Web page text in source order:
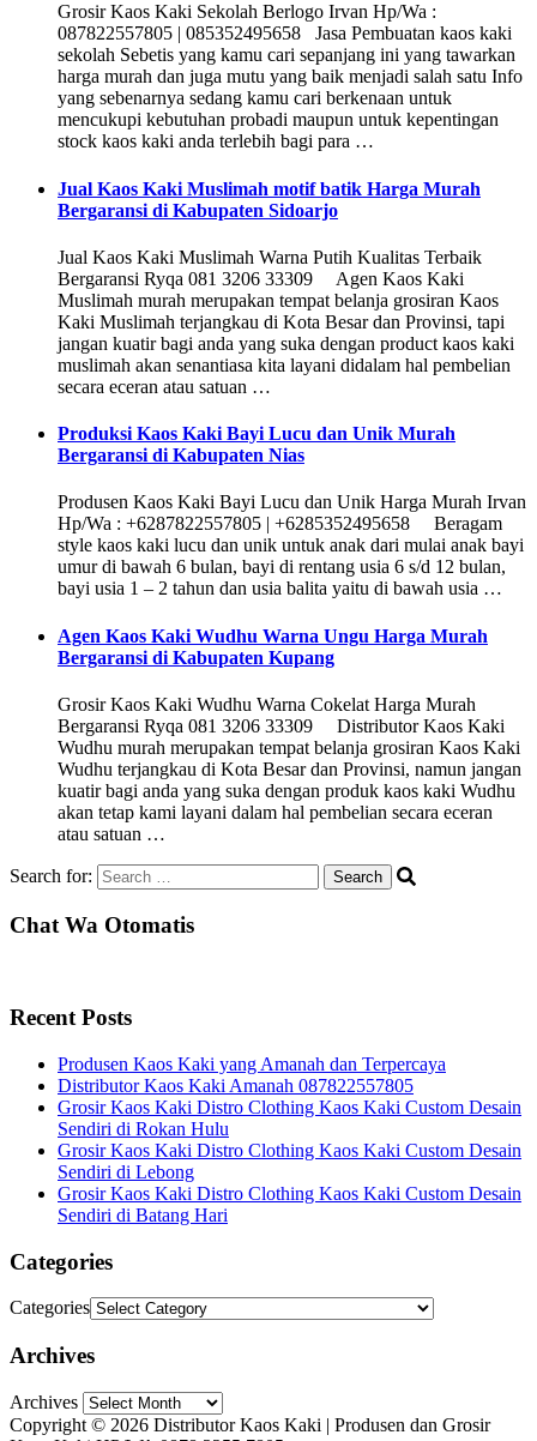
Grosir Kaos Kaki Sekolah Berlogo Irvan Hp/Wa :
087822557805 | 085352495658 Jasa Pembuatan kaos kaki
sekolah Sebetis yang kamu cari sepanjang ini yang tawarkan
harga murah dan juga mutu yang baik menjadi salah satu Info
yang sebenarnya sedang kamu cari berkenaan untuk
mencukupi kebutuhan probadi maupun untuk kepentingan
stock kaos kaki anda terlebih bagi para …
Jual Kaos Kaki Muslimah motif batik Harga Murah
Bergaransi di Kabupaten Sidoarjo
Jual Kaos Kaki Muslimah Warna Putih Kualitas Terbaik
Bergaransi Ryqa 081 3206 33309 Agen Kaos Kaki
Muslimah murah merupakan tempat belanja grosiran Kaos
Kaki Muslimah terjangkau di Kota Besar dan Provinsi, tapi
jangan kuatir bagi anda yang suka dengan product kaos kaki
muslimah akan senantiasa kita layani didalam hal pembelian
secara eceran atau satuan …
Produksi Kaos Kaki Bayi Lucu dan Unik Murah
Bergaransi di Kabupaten Nias
Produsen Kaos Kaki Bayi Lucu dan Unik Harga Murah Irvan
Hp/Wa : +6287822557805 | +6285352495658 Beragam
style kaos kaki lucu dan unik untuk anak dari mulai anak bayi
umur di bawah 6 bulan, bayi di rentang usia 6 s/d 12 bulan,
bayi usia 1 – 2 tahun dan usia balita yaitu di bawah usia …
Agen Kaos Kaki Wudhu Warna Ungu Harga Murah
Bergaransi di Kabupaten Kupang
Grosir Kaos Kaki Wudhu Warna Cokelat Harga Murah
Bergaransi Ryqa 081 3206 33309 Distributor Kaos Kaki
Wudhu murah merupakan tempat belanja grosiran Kaos Kaki
Wudhu terjangkau di Kota Besar dan Provinsi, namun jangan
kuatir bagi anda yang suka dengan produk kaos kaki Wudhu
akan tetap kami layani dalam hal pembelian secara eceran
atau satuan …
Search for:
Chat Wa Otomatis
Recent Posts
Produsen Kaos Kaki yang Amanah dan Terpercaya
Distributor Kaos Kaki Amanah 087822557805
Grosir Kaos Kaki Distro Clothing Kaos Kaki Custom Desain
Sendiri di Rokan Hulu
Grosir Kaos Kaki Distro Clothing Kaos Kaki Custom Desain
Sendiri di Lebong
Grosir Kaos Kaki Distro Clothing Kaos Kaki Custom Desain
Sendiri di Batang Hari
Categories
Categories
Archives
Archives
Copyright © 2026 Distributor Kaos Kaki | Produsen dan Grosir